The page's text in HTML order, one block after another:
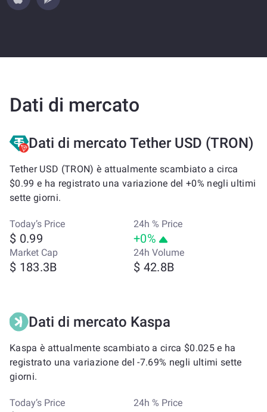
Dati di mercato
Dati di mercato Tether USD (TRON)
Tether USD (TRON) è attualmente scambiato a circa
$0.99 e ha registrato una variazione del +0% negli ultimi
sette giorni.
Today’s Price
$ 0.99
24h % Price
+0%
Market Cap
$ 183.3B
24h Volume
$ 42.8B
Dati di mercato Kaspa
Kaspa è attualmente scambiato a circa $0.025 e ha
registrato una variazione del -7.69% negli ultimi sette
giorni.
Today’s Price 24h % Price